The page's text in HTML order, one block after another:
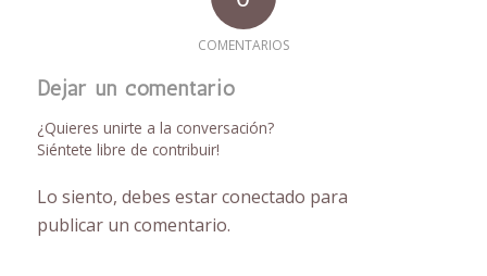
COMENTARIOS
Dejar un comentario
¿Quieres unirte a la conversación?
Siéntete libre de contribuir!
Lo siento, debes estarconectado para
publicar un comentario.